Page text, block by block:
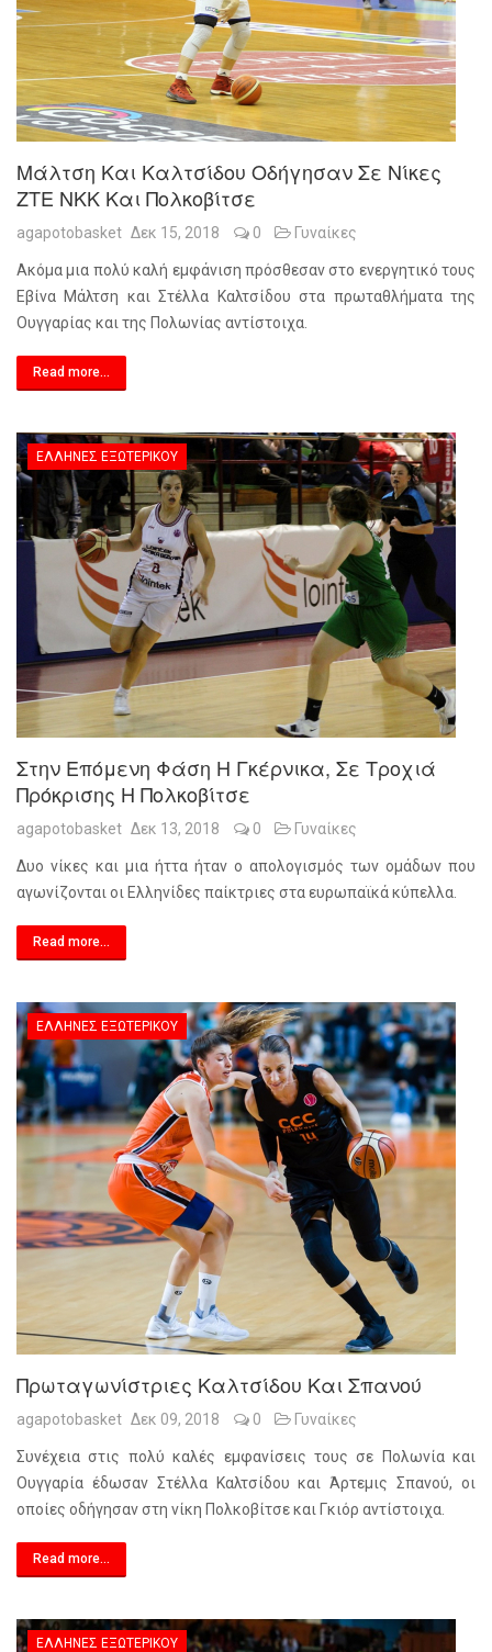
Μάλτση Και Καλτσίδου Οδήγησαν Σε Νίκες
ZTE NKK Και Πολκοβίτσε
agapotobasket Δεκ 15, 2018 0 Γυναίκες
Ακόμα μια πολύ καλή εμφάνιση πρόσθεσαν στο ενεργητικό τους
Εβίνα Μάλτση και Στέλλα Καλτσίδου στα πρωταθλήματα της
Ουγγαρίας και της Πολωνίας αντίστοιχα.
Read more...
ΈΛΛΗΝΕΣ ΕΞΩΤΕΡΙΚΟΎ
Στην Επόμενη Φάση Η Γκέρνικα, Σε Τροχιά
Πρόκρισης Η Πολκοβίτσε
agapotobasket Δεκ 13, 2018 0 Γυναίκες
Δυο νίκες και μια ήττα ήταν ο απολογισμός των ομάδων που
αγωνίζονται οι Ελληνίδες παίκτριες στα ευρωπαϊκά κύπελλα.
Read more...
ΈΛΛΗΝΕΣ ΕΞΩΤΕΡΙΚΟΎ
Πρωταγωνίστριες Καλτσίδου Και Σπανού
agapotobasket Δεκ 09, 2018 0 Γυναίκες
Συνέχεια στις πολύ καλές εμφανίσεις τους σε Πολωνία και
Ουγγαρία έδωσαν Στέλλα Καλτσίδου και Άρτεμις Σπανού, οι
οποίες οδήγησαν στη νίκη Πολκοβίτσε και Γκιόρ αντίστοιχα.
Read more...
ΈΛΛΗΝΕΣ ΕΞΩΤΕΡΙΚΟΎ